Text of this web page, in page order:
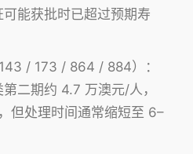
能获批时已超过预期寿
/ 173 / 864 / 884）：
二期约 4.7 万澳元/人，
但处理时间通常缩短至 6–